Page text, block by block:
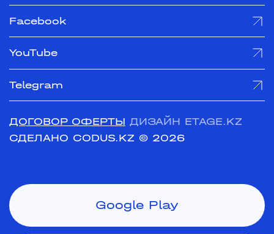
Facebook
YouTube
Telegram
ДОГОВОР ОФЕРТЫ ДИЗАЙН ETAGE.KZ
СДЕЛАНО CODUS.KZ © 2026
Google Play